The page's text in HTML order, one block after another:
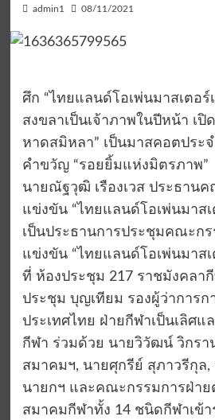
admin1 08/11/2021
ศึก “ไทยแลนด์โอเพ่นมาสเตอร์
สงขลาเป็นเจ้าภาพในปีหน้า เปิ
หาดสมิหลา” เป็นมาสคอตประ
คำขวัญ “รอยยิ้มแห่งมิตรภาพ”
นายณัฐวุฒิ เรืองเวส ประธาน
แข่งขัน “ไทยแลนด์โอเพ่นมาสเ
เป็นประธานการประชุมคณะก
แข่งขัน “ไทยแลนด์โอเพ่นมาสเ
ที่ ห้องประชุม 217 ราชมังคลา
ประชุม บุญเทียม รองผู้ว่าการก
ประเทศไทย ฝ่ายกีฬาเป็นเลิศแ
กีฬา ร่วมด้วย นายวิวัฒน์ วิกรา
สมาคมฯ, นายศุกรีย์ สุภาวรีกุล,
นายกฯ และคณะกรรมการฝ่า
สมาคมกีฬาทั้ง 14 ชนิดกีฬาเข้า